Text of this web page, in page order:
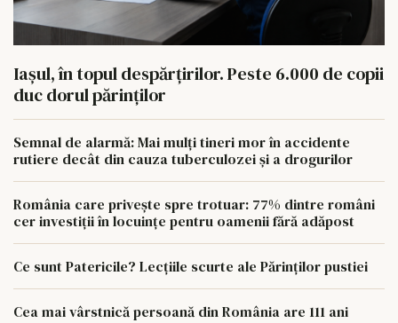
Iașul, în topul despărțirilor. Peste 6.000 de copii
duc dorul părinților
Semnal de alarmă: Mai mulți tineri mor în accidente
rutiere decât din cauza tuberculozei și a drogurilor
România care privește spre trotuar: 77% dintre români
cer investiții în locuințe pentru oamenii fără adăpost
Ce sunt Patericile? Lecțiile scurte ale Părinților pustiei
Cea mai vârstnică persoană din România are 111 ani